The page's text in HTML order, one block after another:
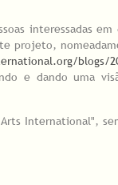
interessadas em
projeto,
blogs/
e dando uma
International",